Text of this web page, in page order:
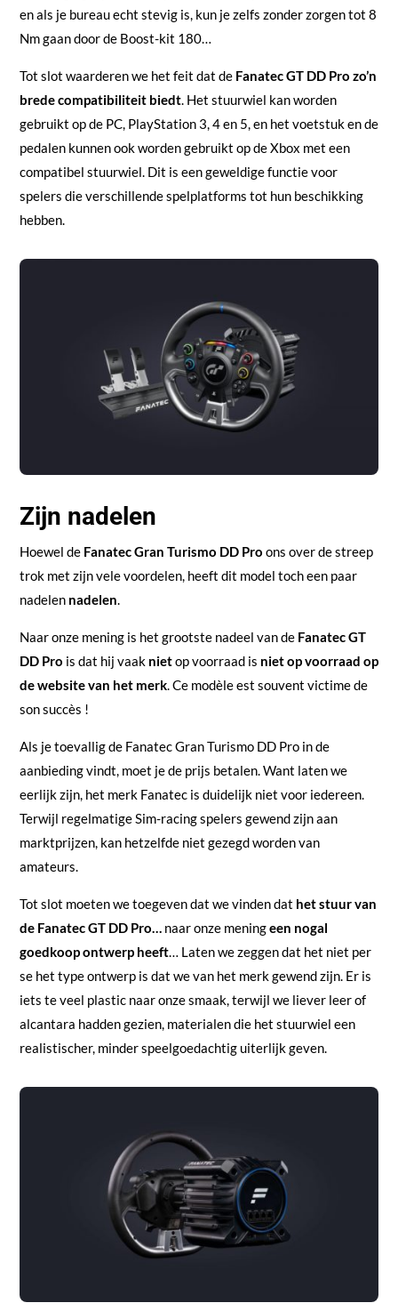
en als je bureau echt stevig is, kun je zelfs zonder zorgen tot 8
Nm gaan door de Boost-kit 180…
Tot slot waarderen we het feit dat de Fanatec GT DD Pro zo’n
brede compatibiliteit biedt. Het stuurwiel kan worden
gebruikt op de PC, PlayStation 3, 4 en 5, en het voetstuk en de
pedalen kunnen ook worden gebruikt op de Xbox met een
compatibel stuurwiel. Dit is een geweldige functie voor
spelers die verschillende spelplatforms tot hun beschikking
hebben.
Zijn nadelen
Hoewel de Fanatec Gran Turismo DD Pro ons over de streep
trok met zijn vele voordelen, heeft dit model toch een paar
nadelen nadelen.
Naar onze mening is het grootste nadeel van de Fanatec GT
DD Pro is dat hij vaak nietop voorraad is niet op voorraad op
de website van het merk. Ce modèle est souvent victime de
son succès !
Als je toevallig de Fanatec Gran Turismo DD Pro in de
aanbieding vindt, moet je de prijs betalen. Want laten we
eerlijk zijn, het merk Fanatec is duidelijk niet voor iedereen.
Terwijl regelmatige Sim-racing spelers gewend zijn aan
marktprijzen, kan hetzelfde niet gezegd worden van
amateurs.
Tot slot moeten we toegeven dat we vinden dat het stuur van
de Fanatec GT DD Pro…naar onze meningeen nogal
goedkoop ontwerp heeft… Laten we zeggen dat het niet per
se het type ontwerp is dat we van het merk gewend zijn. Er is
iets te veel plastic naar onze smaak, terwijl we liever leer of
alcantara hadden gezien, materialen die het stuurwiel een
realistischer, minder speelgoedachtig uiterlijk geven.